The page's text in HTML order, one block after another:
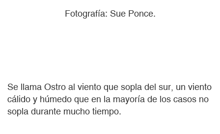
Fotografía: Sue Ponce.
Se llama Ostro al viento que sopla del sur, un viento
cálido y húmedo que en la mayoría de los casos no
sopla durante mucho tiempo.